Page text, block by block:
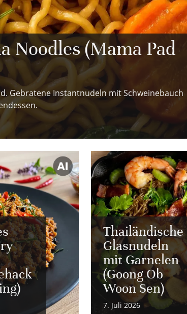
Noodles (Mama Pad
Gebratene Instantnudeln mit Schweinebauch
Thailändische
Glasnudeln
mit Garnelen
(Goong Ob
Woon Sen)
7. Juli 2026